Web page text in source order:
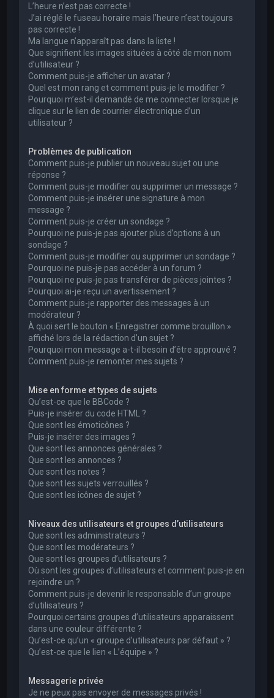
L’heure n’est pas correcte !
J’ai réglé le fuseau horaire mais l’heure n’est toujours
pas correcte !
Ma langue n’apparaît pas dans la liste !
Que signifient les images situées à côté de mon nom
d’utilisateur ?
Comment puis-je afficher un avatar ?
Quel est mon rang et comment puis-je le modifier ?
Pourquoi m’est-il demandé de me connecter lorsque je
clique sur le lien de courrier électronique d’un
utilisateur ?
Problèmes de publication
Comment puis-je publier un nouveau sujet ou une
réponse ?
Comment puis-je modifier ou supprimer un message ?
Comment puis-je insérer une signature à mon
message ?
Comment puis-je créer un sondage ?
Pourquoi ne puis-je pas ajouter plus d’options à un
sondage ?
Comment puis-je modifier ou supprimer un sondage ?
Pourquoi ne puis-je pas accéder à un forum ?
Pourquoi ne puis-je pas transférer de pièces jointes ?
Pourquoi ai-je reçu un avertissement ?
Comment puis-je rapporter des messages à un
modérateur ?
À quoi sert le bouton « Enregistrer comme brouillon »
affiché lors de la rédaction d’un sujet ?
Pourquoi mon message a-t-il besoin d’être approuvé ?
Comment puis-je remonter mes sujets ?
Mise en forme et types de sujets
Qu’est-ce que le BBCode ?
Puis-je insérer du code HTML ?
Que sont les émoticônes ?
Puis-je insérer des images ?
Que sont les annonces générales ?
Que sont les annonces ?
Que sont les notes ?
Que sont les sujets verrouillés ?
Que sont les icônes de sujet ?
Niveaux des utilisateurs et groupes d’utilisateurs
Que sont les administrateurs ?
Que sont les modérateurs ?
Que sont les groupes d’utilisateurs ?
Où sont les groupes d’utilisateurs et comment puis-je en
rejoindre un ?
Comment puis-je devenir le responsable d’un groupe
d’utilisateurs ?
Pourquoi certains groupes d’utilisateurs apparaissent
dans une couleur différente ?
Qu’est-ce qu’un « groupe d’utilisateurs par défaut » ?
Qu’est-ce que le lien « L’équipe » ?
Messagerie privée
Je ne peux pas envoyer de messages privés !